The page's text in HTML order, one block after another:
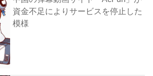
資金不足によりサービスを停止した
模様